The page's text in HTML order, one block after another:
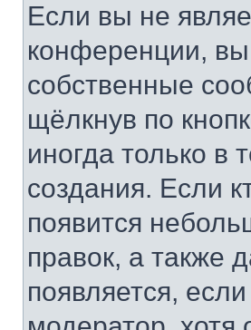
Если вы не
конференции, вы
собственные
щёлкнув по
иногда только в
создания. Если
появится
правок, а также
появляется,